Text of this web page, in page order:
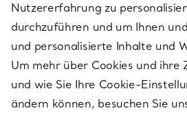
ÜBER TIFFANY & CO.
RECHTLICHE HINWEISE
Nutzererfahrung zu
durchzuführen und um Ihnen
und personalisierte Inhalte und
Um mehr über Cookies und ihre
und wie Sie Ihre Cookie-
ändern können, besuchen Sie